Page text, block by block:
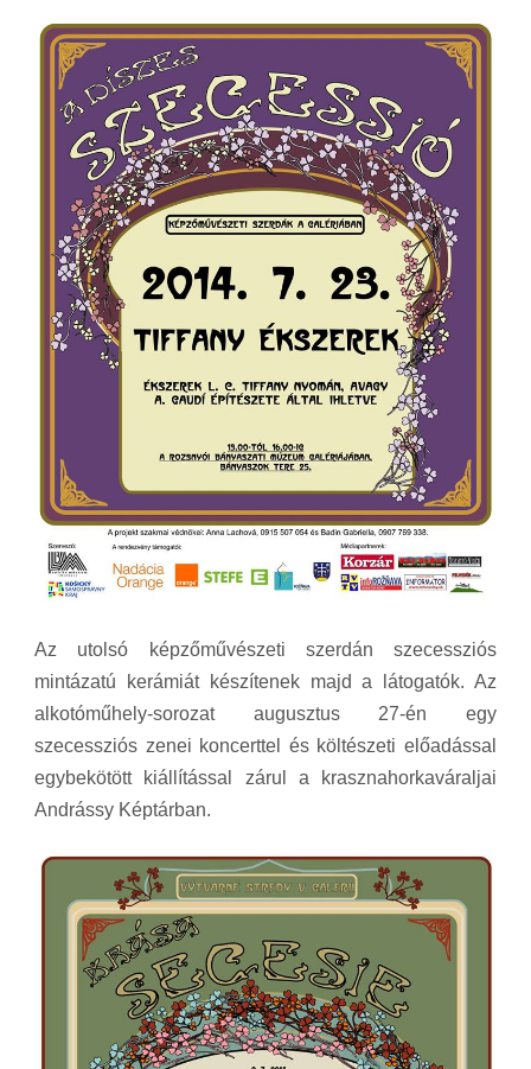
Az utolsó képzőművészeti szerdán szecessziós
mintázatú kerámiát készítenek majd a látogatók. Az
alkotóműhely-sorozat augusztus 27-én egy
szecessziós zenei koncerttel és költészeti előadással
egybekötött kiállítással zárul a krasznahorkaváraljai
Andrássy Képtárban.